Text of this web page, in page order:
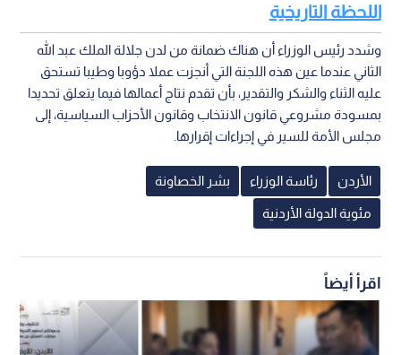
اللحظة التاريخية
وشدد رئيس الوزراء أن هناك ضمانة من لدن جلالة الملك عبد الله
الثاني عندما عين هذه اللجنة التي أنجزت عملا دؤوبا وطيبا تستحق
عليه الثناء والشكر والتقدير، بأن تقدم نتاج أعمالها فيما يتعلق تحديدا
بمسودة مشروعي قانون الانتخاب وقانون الأحزاب السياسية، إلى
مجلس الأمة للسير في إجراءات إقرارها.
الأردن رئاسة الوزراء بشر الخصاونة
مئوية الدولة الأردنية
اقرأ أيضاً